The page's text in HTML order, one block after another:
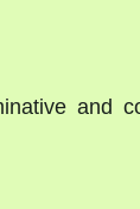
and